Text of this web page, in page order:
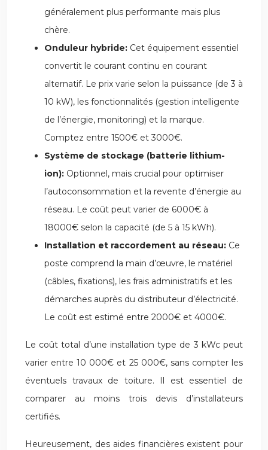
généralement plus performante mais plus
chère.
Onduleur hybride: Cet équipement essentiel
convertit le courant continu en courant
alternatif. Le prix varie selon la puissance (de 3 à
10 kW), les fonctionnalités (gestion intelligente
de l’énergie, monitoring) et la marque.
Comptez entre 1500€ et 3000€.
Système de stockage (batterie lithium-
ion): Optionnel, mais crucial pour optimiser
l’autoconsommation et la revente d’énergie au
réseau. Le coût peut varier de 6000€ à
18000€ selon la capacité (de 5 à 15 kWh).
Installation et raccordement au réseau: Ce
poste comprend la main d’œuvre, le matériel
(câbles, fixations), les frais administratifs et les
démarches auprès du distributeur d’électricité.
Le coût est estimé entre 2000€ et 4000€.
Le coût total d’une installation type de 3 kWc peut
varier entre 10 000€ et 25 000€, sans compter les
éventuels travaux de toiture. Il est essentiel de
comparer au moins trois devis d’installateurs
certifiés.
Heureusement, des aides financières existent pour